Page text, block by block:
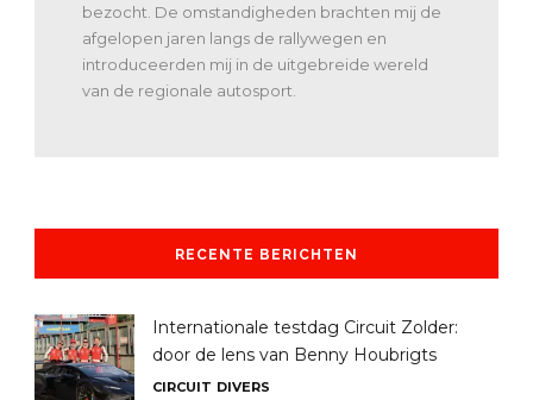
bezocht. De omstandigheden brachten mij de
afgelopen jaren langs de rallywegen en
introduceerden mij in de uitgebreide wereld
van de regionale autosport.
RECENTE BERICHTEN
Internationale testdag Circuit Zolder:
door de lens van Benny Houbrigts
CIRCUIT DIVERS